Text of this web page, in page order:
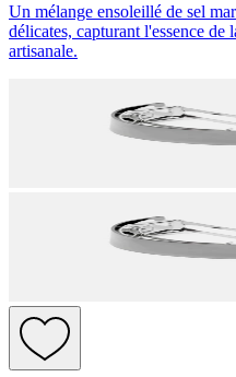
Un mélange ensoleillé de sel
délicates, capturant l'essence
artisanale.